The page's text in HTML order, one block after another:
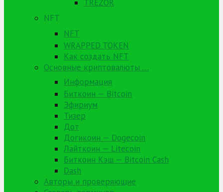
TREZOR
NFT
NFT
WRAPPED TOKEN
Как создать NFT
Основные криптовалюты …
Информация
Биткоин — Bitcoin
Эфириум
Тизер
Дот
Догикоин — Dogecoin
Лайткоин — Litecoin
Биткоин Кэш — Bitcoin Cash
Dash
Авторы и проверяющие